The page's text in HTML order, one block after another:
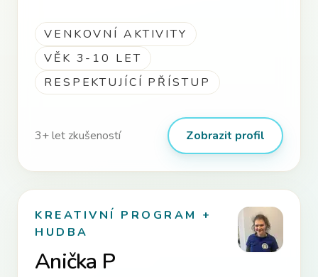
VENKOVNÍ AKTIVITY
VĚK 3-10 LET
RESPEKTUJÍCÍ PŘÍSTUP
3+ let zkušeností Zobrazit profil
KREATIVNÍ PROGRAM +
HUDBA
Anička P